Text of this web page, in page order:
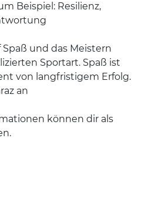
Beispiel: Resilienz,
und das Meistern
Sportart. Spaß ist
von langfristigem Erfolg.
an
können dir als